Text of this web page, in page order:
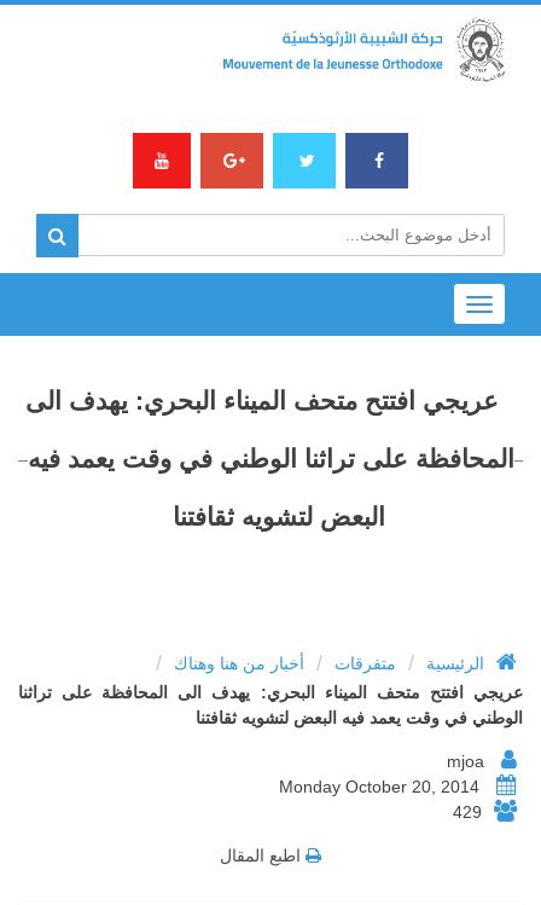
Toggle
navigation
عريجي افتتح متحف الميناء البحري: يهدف الى
المحافظة على تراثنا الوطني في وقت يعمد فيه
البعض لتشويه ثقافتنا
الرئيسية / متفرقات / أخبار من هنا وهناك /
عريجي افتتح متحف الميناء البحري: يهدف الى المحافظة على تراثنا
الوطني في وقت يعمد فيه البعض لتشويه ثقافتنا
429
اطبع المقال